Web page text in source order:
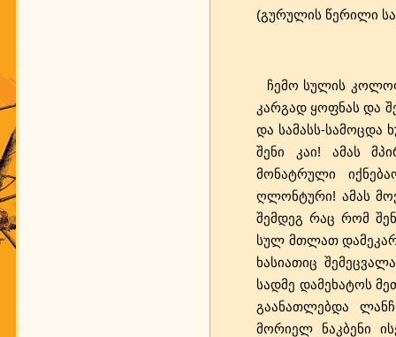
(გურულის წერილი
ჩემო სულის
კარგად ყოფნას და
და სამასს-სამოცდა
შენი კაი! ამას
მონატრული
ღლონტური! ამას
შემდეგ რაც რომ
სულ მთლათ
ხასიათიც
სადმე დამეხატოს
გაანათლებდა
მორიელ ნაკბენი